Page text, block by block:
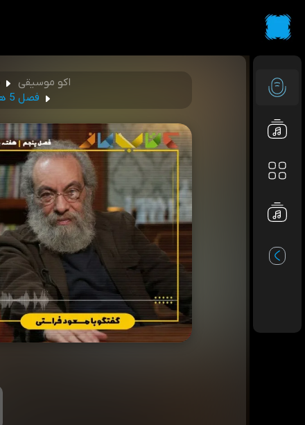
اکو موسیقی
فصل 5 هفته پانزدهم - مسعود فراستی (رابطه هنرمند و اثرش)